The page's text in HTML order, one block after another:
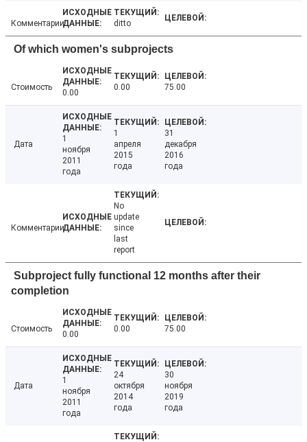
Комментарии ditto
Of which women's subprojects
Стоимость
0.00
0.00 75.00
Дата
1
ноября
2011
года
1
апреля
2015
года
31
декабря
2016
года
Комментарии
No
update
since
last
report
Subproject fully functional 12 months after their
completion
Стоимость
0.00
0.00 75.00
Дата
1
ноября
2011
года
24
октября
2014
года
30
ноября
2019
года